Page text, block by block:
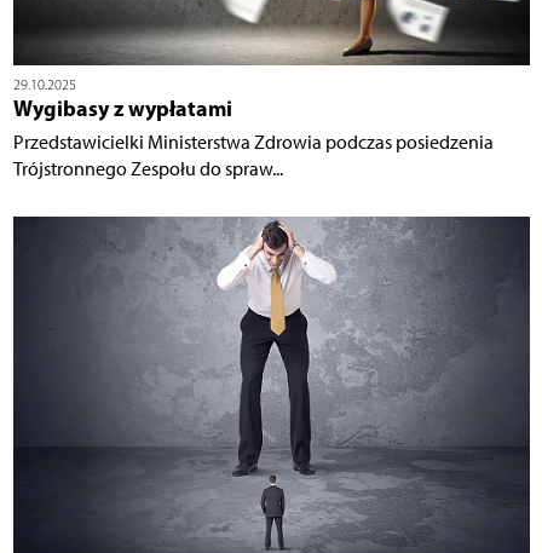
29.10.2025
Wygibasy z wypłatami
Przedstawicielki Ministerstwa Zdrowia podczas posiedzenia
Trójstronnego Zespołu do spraw...